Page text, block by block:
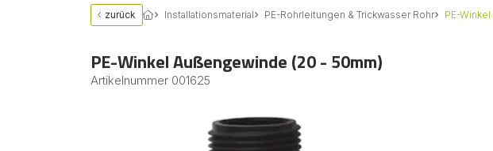
zurück Installationsmaterial PE-Rohrleitungen & Trickwasser Rohr PE-
PE-Winkel Außengewinde (20 - 50mm)
Artikelnummer 001625